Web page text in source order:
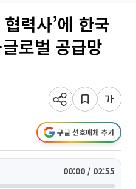
력사’에 한국
로벌 공급망
구글 선호매체 추가
00:00 / 02:55